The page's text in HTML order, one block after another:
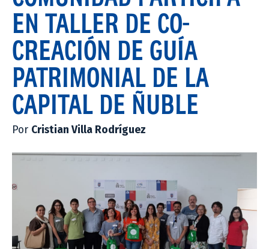
EN TALLER DE CO-
CREACIÓN DE GUÍA
PATRIMONIAL DE LA
CAPITAL DE ÑUBLE
Por Cristian Villa Rodríguez